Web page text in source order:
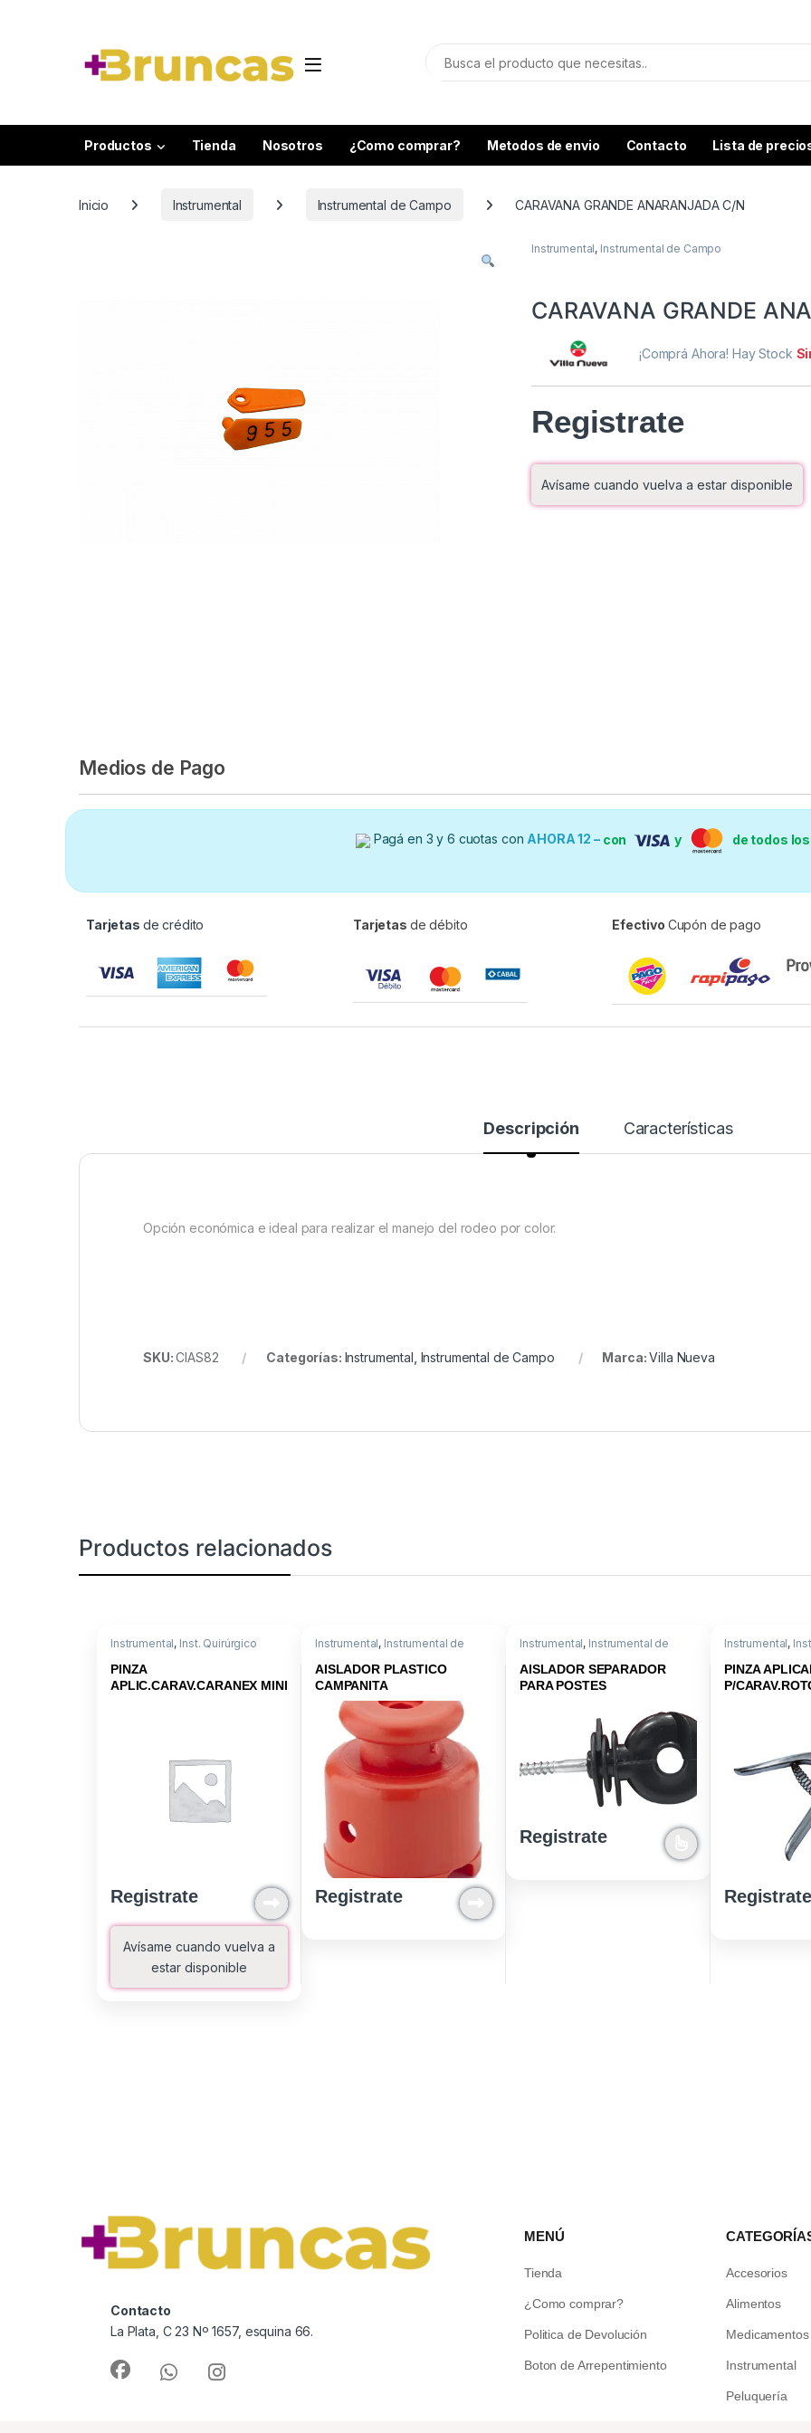
Productos Tienda Nosotros ¿Como comprar? Metodos de envio Contacto Lista de
Inicio Instrumental Instrumental de Campo CARAVANA GRANDE ANARANJADA C/N
Instrumental, Instrumental de Campo
CARAVANA GRANDE
¡Comprá Ahora! Hay Stock
Registrate
Avísame cuando vuelva a estar disponible
Medios de Pago
Pagá en 3 y 6 cuotas con AHORA 12 – con y de todos
Tarjetas de crédito Tarjetas de débito Efectivo Cupón de pago
Descripción Características
Opción económica e ideal para realizar el manejo del rodeo por color.
SKU:CIAS82 Categorías: Instrumental Instrumental de Campo Marca:Villa Nueva
Productos relacionados
Instrumental, Inst. Quirúrgico
PINZA
APLIC.CARAV.CARANEX MINI
Registrate
Avísame cuando vuelva a
estar disponible
Instrumental, Instrumental de
AISLADOR PLASTICO
CAMPANITA
Registrate
Instrumental, Instrumental de
AISLADOR SEPARADOR
PARA POSTES
Registrate
Instrumental,
PINZA
P/
Registrate
Contacto
La Plata, C 23 Nº 1657, esquina 66.
MENÚ
Tienda
¿Como comprar?
Politica de Devolución
Boton de Arrepentimiento
Accesorios
Alimentos
Medicamentos
Instrumental
Peluquería